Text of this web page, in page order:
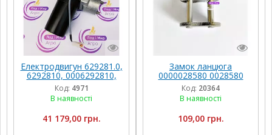
Електродвигун 629281.0,
6292810, 0006292810,
000629281.0, 629281 до
Claas Tucano - Lexion
Код: 4971
В наявності
41 179,00 грн.
Замок ланцюга
0000028580 0028580
000002858.0 002858.0
Claas
Код: 20364
В наявності
109,00 грн.